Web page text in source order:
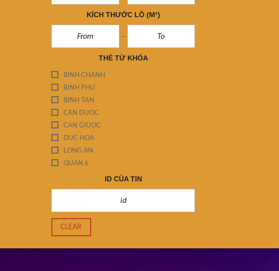
KÍCH THƯỚC LÔ (M²)
THẺ TỪ KHÓA
BINH CHANH
BINH PHU
BINH TAN
CAN DUOC
CAN GIUOC
DUC HOA
LONG AN
QUAN 6
ID CỦA TIN
CLEAR